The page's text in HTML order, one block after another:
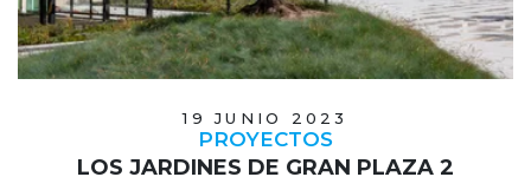
19 JUNIO 2023
PROYECTOS
LOS JARDINES DE GRAN PLAZA 2